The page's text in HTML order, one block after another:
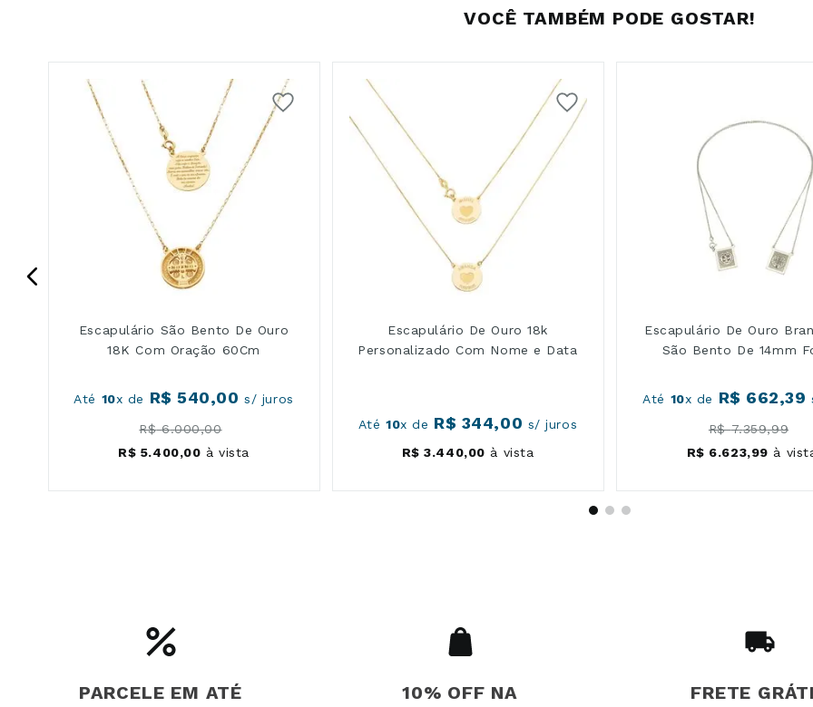
VOCÊ TAMBÉM PODE GOSTAR!
Escapulário São Bento De Ouro
18K Com Oração 60Cm
Até 10x de R$ 540,00 s/ juros
R$ 6.000,00
R$ 5.400,00 à vista
Escapulário De Ouro 18k
Personalizado Com Nome e Data
Até10x de R$ 344,00 s/ juros
R$ 3.440,00 à vista
Escapulário De Ouro
São Bento De 14mm
Até 10x de R$ 662,39
R$ 7.359,99
R$ 6.623,99 à
PARCELE EM ATÉ 10% OFF NA FRETE